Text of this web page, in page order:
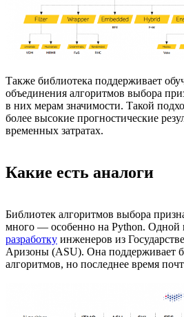
Также библиотека поддерживает
объединения алгоритмов выбора
в них мерам значимости. Такой
более высокие прогностические
временных затратах.
Какие есть аналоги
Библиотек алгоритмов выбора
много — особенно на Python. Одной
разработку инженеров из
Аризоны (ASU). Она поддерживает
алгоритмов, но последнее время